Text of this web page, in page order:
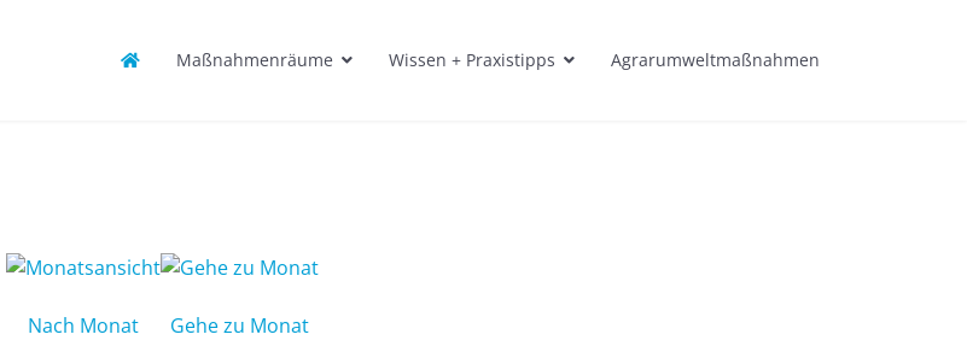
Maßnahmenräume Wissen + Praxistipps Agrarumweltmaßnahmen
Nach Monat Gehe zu Monat